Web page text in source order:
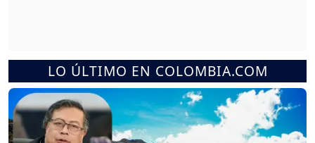
LO ÚLTIMO EN COLOMBIA.COM